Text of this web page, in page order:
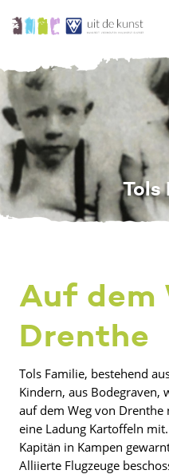
Tols
Auf dem
Drenthe
Tols Familie, bestehend
Kindern, aus Bodegraven,
auf dem Weg von Drenthe
eine Ladung Kartoffeln
Kapitän in Kampen
Alliierte Flugzeuge